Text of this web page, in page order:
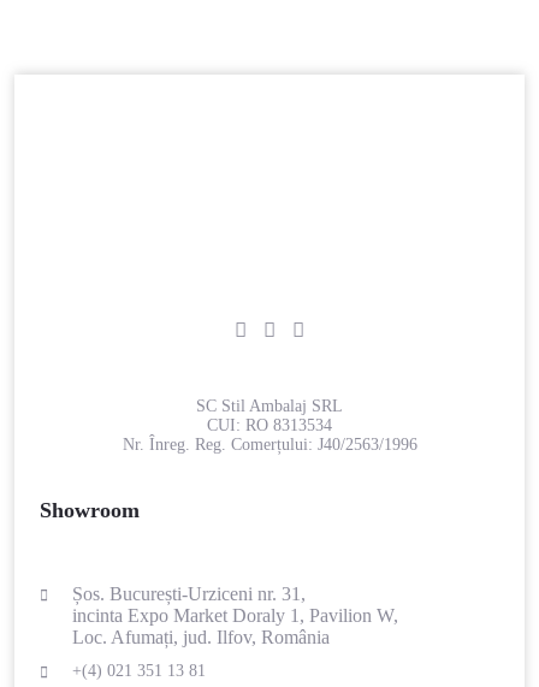
SC Stil Ambalaj SRL
CUI: RO 8313534
Nr. Înreg. Reg. Comerțului: J40/2563/1996
Showroom
Șos. București-Urziceni nr. 31,
incinta Expo Market Doraly 1, Pavilion W,
Loc. Afumați, jud. Ilfov, România
+(4) 021 351 13 81